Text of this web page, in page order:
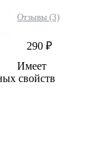
Отзывы (3)
290 ₽
Имеет
свойств